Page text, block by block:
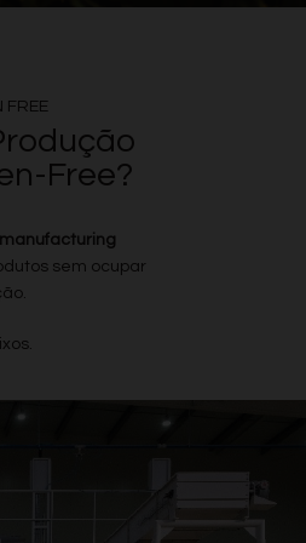
FREE
Free?
sem ocupar